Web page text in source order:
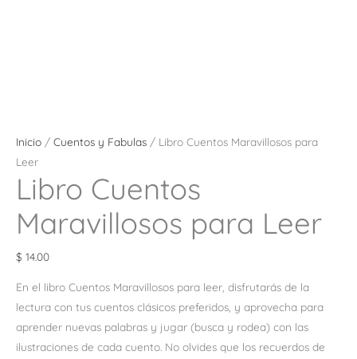
Inicio / Cuentos y Fabulas / Libro Cuentos Maravillosos para
Leer
Libro Cuentos
Maravillosos para Leer
$ 14.00
En el libro Cuentos Maravillosos para leer, disfrutarás de la
lectura con tus cuentos clásicos preferidos, y aprovecha para
aprender nuevas palabras y jugar (busca y rodea) con las
ilustraciones de cada cuento. No olvides que los recuerdos de